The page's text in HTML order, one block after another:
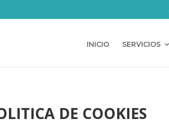
INICIO SERVICIOS
DE COOKIES